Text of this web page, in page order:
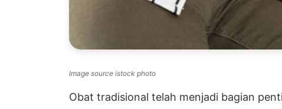
Image source istock photo
Obat tradisional telah menjadi bagian